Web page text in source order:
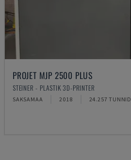
PROJET MJP 2500 PLUS
STEINER - PLASTIK 3D-PRINTER
SAKSAMAA 2018 24.257 TUNNID